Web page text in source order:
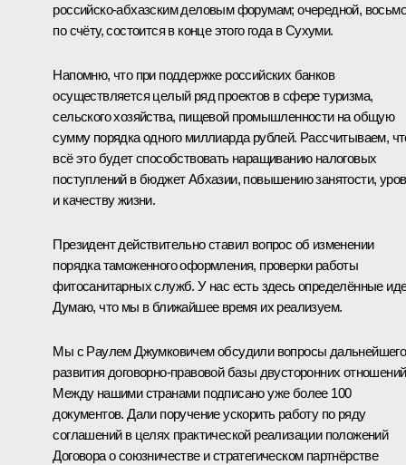
российско-абхазским деловым форумам; очередной,
по счёту, состоится в конце этого года в Сухуми.
Напомню, что при поддержке российских банков
осуществляется целый ряд проектов в сфере туризма,
сельского хозяйства, пищевой промышленности на общую
сумму порядка одного миллиарда рублей. Рассчитываем,
всё это будет способствовать наращиванию налоговых
поступлений в бюджет Абхазии, повышению занятости,
и качеству жизни.
Президент действительно ставил вопрос об изменении
порядка таможенного оформления, проверки работы
фитосанитарных служб. У нас есть здесь определённые
Думаю, что мы в ближайшее время их реализуем.
Мы с Раулем Джумковичем обсудили вопросы дальнейшего
развития договорно-правовой базы двусторонних
Между нашими странами подписано уже более 100
документов. Дали поручение ускорить работу по ряду
соглашений в целях практической реализации положений
Договора о союзничестве и стратегическом партнёрстве